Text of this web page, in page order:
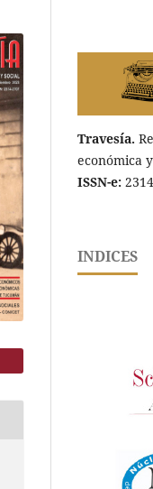
Travesía.
económica
ISSN-e:
INDICES